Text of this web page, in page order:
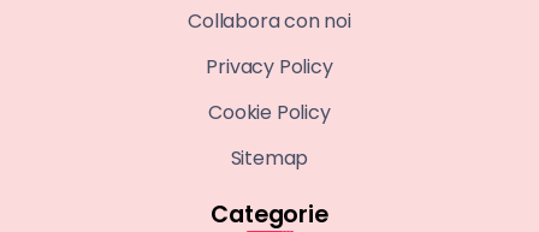
Collabora con noi
Privacy Policy
Cookie Policy
Sitemap
Categorie